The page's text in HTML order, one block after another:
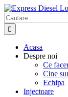
Skip
to
content
Cautare...
Acasa
Despre noi
Ce
Cine
Echipa
Injectoare